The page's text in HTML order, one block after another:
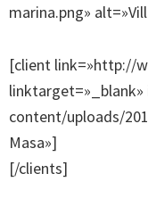
marina.png»
[client link=»http://
content/uploads/
Masa»]
[/clients]